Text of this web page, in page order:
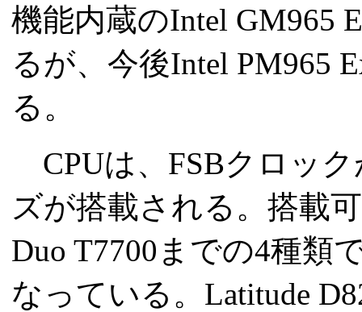
機能内蔵のIntel GM965
るが、今後Intel PM965
る。
CPUは、FSBクロック
ズが搭載される。搭載
Duo T7700までの4種類
なっている。Latitude